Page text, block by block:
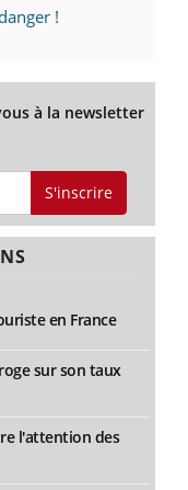
!
à la newsletter
S'inscrire
en France
sur son taux
l'attention des